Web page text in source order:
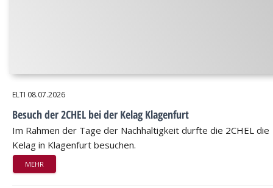
ELTI 08.07.2026
Besuch der 2CHEL bei der Kelag Klagenfurt
Im Rahmen der Tage der Nachhaltigkeit durfte die 2CHEL die
Kelag in Klagenfurt besuchen.
MEHR